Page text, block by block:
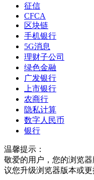
征信
CFCA
区块链
手机银行
5G消息
理财子公司
绿色金融
广发银行
上市银行
农商行
隐私计算
数字人民币
银行
温馨提示：
敬爱的用户，您的浏览
议您升级浏览器版本或更